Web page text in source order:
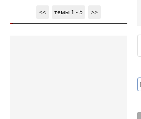
<<
темы 1 - 5 >>